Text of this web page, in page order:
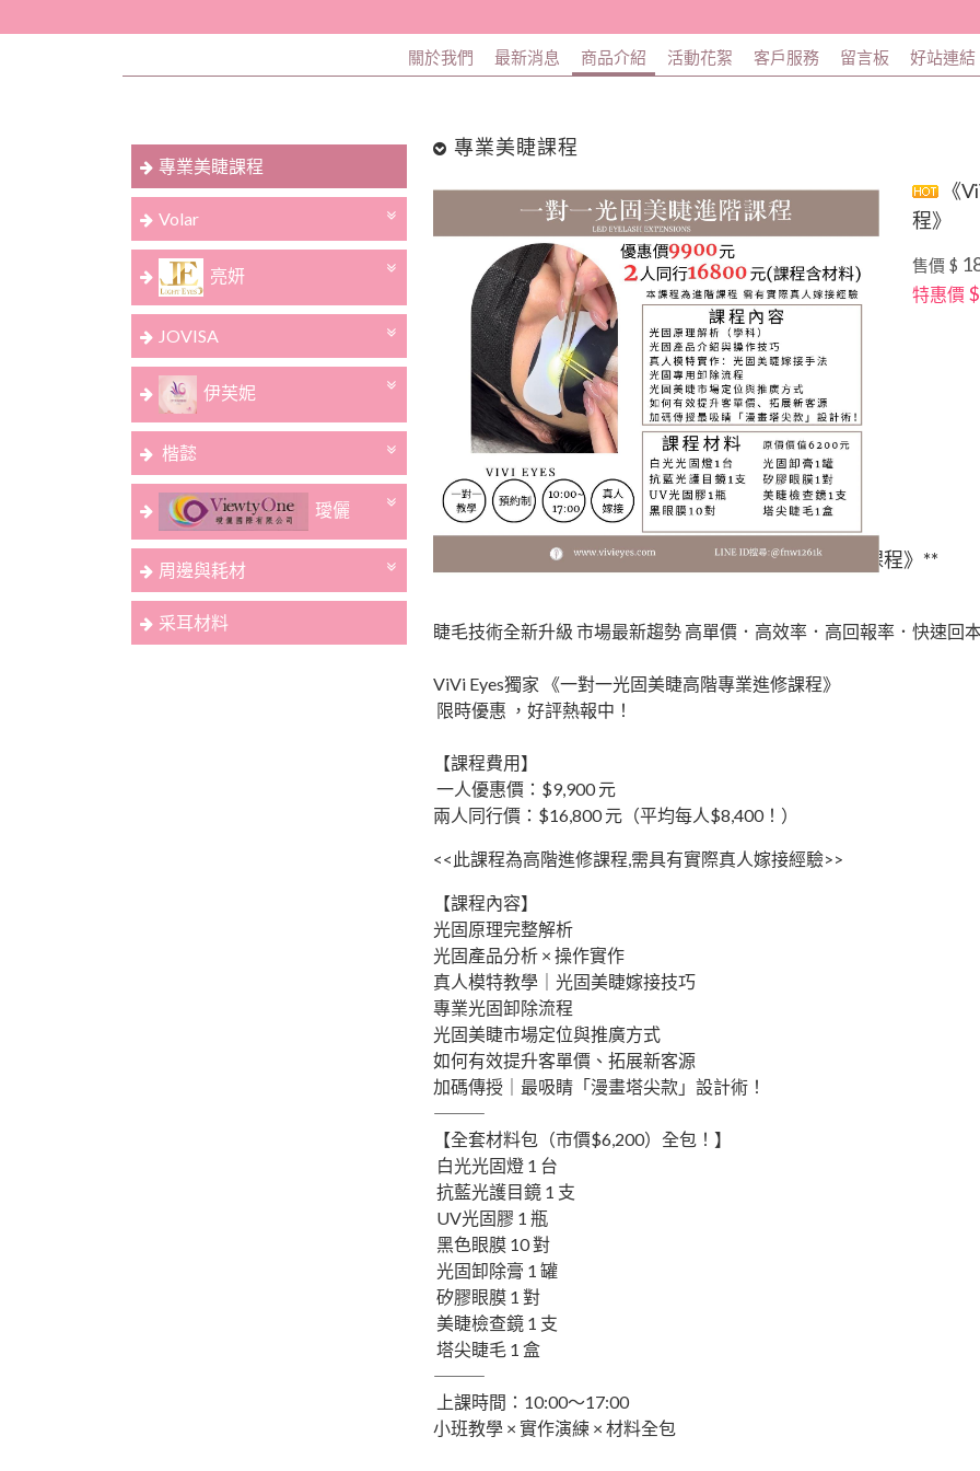
關於我們 最新消息 商品介紹 活動花絮 客戶服務 留言板 好站連結
專業美睫課程
Volar
亮妍
JOVISA
伊芙妮
楷懿
璦儷
周邊與耗材
采耳材料
專業美睫課程
《
程》
售價 $
特惠價
**ViVi Eyes獨家 《一對一光固美睫高階專業進修課程》**
睫毛技術全新升級 市場最新趨勢 高單價．高效率．高回報率．快速回
ViVi Eyes獨家 《一對一光固美睫高階專業進修課程》
限時優惠 ，好評熱報中！
【課程費用】
一人優惠價：$9,900 元
兩人同行價：$16,800 元（平均每人$8,400！）
<<此課程為高階進修課程,需具有實際真人嫁接經驗>>
【課程內容】
光固原理完整解析
光固產品分析 × 操作實作
真人模特教學｜光固美睫嫁接技巧
專業光固卸除流程
光固美睫市場定位與推廣方式
如何有效提升客單價、拓展新客源
加碼傳授｜最吸睛「漫畫塔尖款」設計術！
⸻
【全套材料包（市價$6,200）全包！】
白光光固燈 1 台
抗藍光護目鏡 1 支
UV光固膠 1 瓶
黑色眼膜 10 對
光固卸除膏 1 罐
矽膠眼膜 1 對
美睫檢查鏡 1 支
塔尖睫毛 1 盒
⸻
上課時間：10:00～17:00
小班教學 × 實作演練 × 材料全包